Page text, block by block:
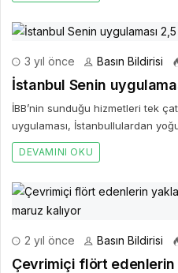
3 yıl önce Basın Bildirisi
İstanbul Senin
İBB’nin sunduğu hizmetleri tek
uygulaması, İstanbullulardan
DEVAMINI OKU
2 yıl önce Basın Bildirisi
Çevrimiçi flört edenlerin